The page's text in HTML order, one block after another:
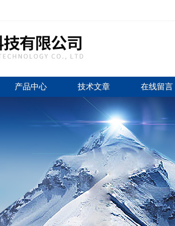
产品中心 技术文章 在线留言